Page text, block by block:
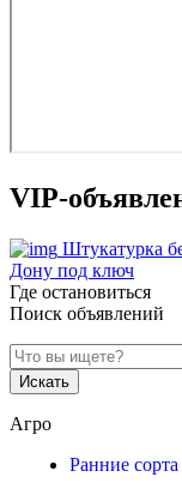
VIP-
Штукатурка
Дону под ключ
Где остановиться
Поиск объявлений
Искать
Агро
Ранние